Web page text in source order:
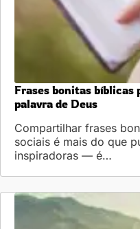
Frases bonitas
palavra de Deus
Compartilhar frases
sociais é mais do que
inspiradoras — é…